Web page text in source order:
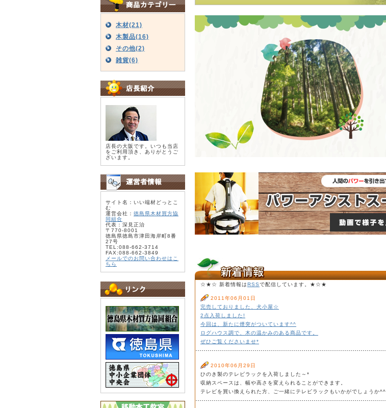
木材(21)
木製品(16)
その他(2)
雑貨(6)
店長の大阪です。いつも当店
をご利用頂き、ありがとうご
ざいます。
サイト名：いい端材どっとこ
む
運営会社： 徳島県木材買方協
同組合
代表：深見正治
〒770-8001
徳島県徳島市津田海岸町8番
27号
TEL:088-662-3714
FAX:088-662-3849
メールでのお問い合わせはこ
ちら
☆★☆ 新着情報はRSSで配信しています。★☆★
2011年06月01日
完売しておりました、犬小屋☆
2点入荷しました!
今回は、新たに煙突がついています^^
ログハウス調で、木の温かみのある商品です。
ぜひご覧くださいませ*
2010年06月29日
ひのき製のテレビラックを入荷しました～*
収納スペースは、幅や高さを変えられることができます。
テレビを買い換えられた方、ご一緒にテレビラックもいかがでしょうか^^